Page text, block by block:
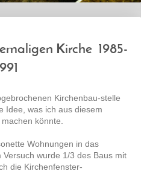
Kirche 1985-
Kirchenbau-stelle
Idee, was ich aus diesem
könnte.
Wohnungen in das
wurde 1/3 des Baus mit
die Kirchenfenster-